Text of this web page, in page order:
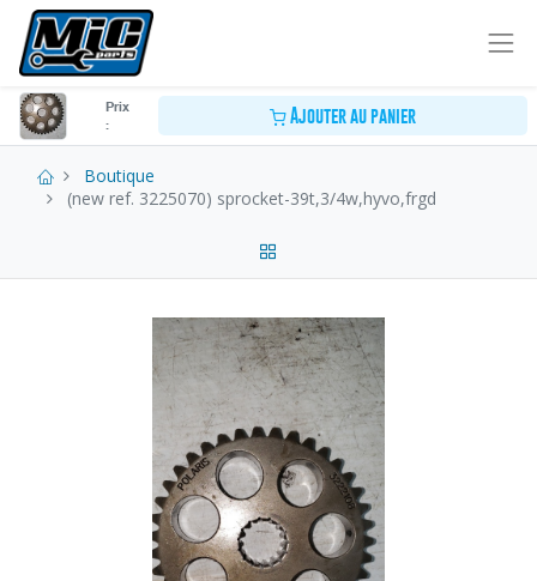
Prix
:
Ajouter au panier
Boutique
(new ref. 3225070) sprocket-39t,3/4w,hyvo,frgd